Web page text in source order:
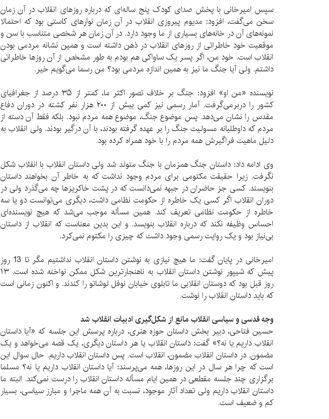
سپس امیرخانی با پخش صدای کودک پنج ساله‌ای که درباره روزهای انقلاب در آن زمان
سخن می‌گفت، افزود: مدیوم پیروزی انقلاب در آن زمان نوارهای کاستی بود که احتمالا
نمونه‌های آن در خانه‌های بسیاری از ما وجود دارد. در آن زمان هر شخصی متناسب با سن و
موقعیت خود خاطراتی از روزهای انقلاب در ذهن داشته است و همین نشانه مردمی بودن
انقلاب است. خود من، اگر پسر یک ساواکی هم بودم به طور مشخص از آن روزها خاطراتی
داشتم. ولی آیا جنگ ما نیز به همین اندازه مردمی بود؟ من رسما می‌گویم خیر.
نویسنده «من او» افزود: جنگ بر خلاف تصور اکثر ما، کمتر از ۳۵ درصد از جغرافیای
کشور را دربرمی‌گرفت. آمار رسمی نیز کمی بیش از ۲۰۰ هزار نفر کشته در دوران دفاع
مقدس را نشان می‌دهد. پس موضوع جنگ، موضوع همه مردم نبود. بلکه فقط آن دسته از
مردم که داوطلبانه مسولیت جنگ را بر عهده گرفته بودند، با آن درگیر بودند. ولی انقلاب به
دلیل ماهیت فراگیرش همه مردم را با خود همراه کرده بود.
وی ادامه داد: داستان جنگ همزمان با جنگ متولد شد ولی داستان انقلاب با انقلاب شکل
نگرفت. زیرا حقیقت مکتومی برای مردم وجود نداشت که به خاطر آن بخواهند داستان
بنویسند. کسی جز حاضران در جبهه نمی‌دانست که در پشت خاکریزها چه می‌گذرد ولی در
دوران انقلاب اگر کسی یک خاطره از حکومت نظامی داشت، دیگری می‌توانست دو یا سه
خاطره از حکومت نظامی تعریف کند. همین مسأله موجب می‌شد که هیچ نویسنده‌ای
احساس وظیفه نکند که درباره انقلاب بنویسد. و این بدین معناست که انقلاب از داستان
بی‌نیاز بود و یک روایت رسمی وجود داشت که چیزی را مکتوم نمی‌کرد.
امیرخانی در پایان گفت: ما هیچ نیازی به نوشتن داستان انقلاب نداشتیم مگر تا 13 روز
پیش که شیپور نوشتن داستان انقلاب به ناهنجارترین شکل ممکن نواخته شده است. ۱۳
روز قبل بود که دوستان انقلابی ما تابلوی خیابان نوفل لوشاتو را کندند. و اکنون زمانی است
که باید داستان انقلاب را نوشت.
وجه قدسی و سیاسی انقلاب مانع از شکل‌گیری ادبیات انقلاب شد
حسین فتاحی، دبیر بخش داستان حوزه هنری، درباره پرسش این جلسه که «آیا داستان
انقلاب داریم یا نه؟» گفت: داستان انقلاب یا هر داستان دیگری، یک قصه می‌خواهد و یک
مضمون. در داستان انقلاب مضمون، انقلاب است. پس داستان انقلاب داریم. حال سوال این
است که چرا هر سال در این روزها، همه می‌پرسند: آیا داستان انقلاب داریم یا نه؟ مسلما
برگزاری چند جلسه مقطعی در همین ایام مسأله داستان انقلاب را درست نمی‌کند. البته ما
داستان انقلاب داریم ولی تعداد آثار موجود، نسبت به آن همه ماجرا و مبارز سیاسی، بسیار
کم و ضعیف است.